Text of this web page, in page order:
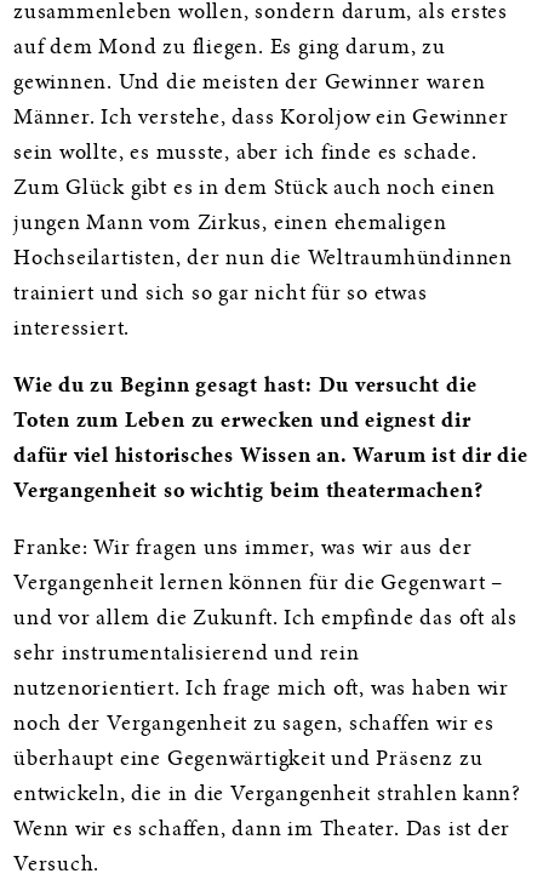
zusammenleben wollen, sondern darum, als erstes
auf dem Mond zu fliegen. Es ging darum, zu
gewinnen. Und die meisten der Gewinner waren
Männer. Ich verstehe, dass Koroljow ein Gewinner
sein wollte, es musste, aber ich finde es schade.
Zum Glück gibt es in dem Stück auch noch einen
jungen Mann vom Zirkus, einen ehemaligen
Hochseilartisten, der nun die Weltraumhündinnen
trainiert und sich so gar nicht für so etwas
interessiert.
Wie du zu Beginn gesagt hast: Du versucht die
Toten zum Leben zu erwecken und eignest dir
dafür viel historisches Wissen an. Warum ist dir die
Vergangenheit so wichtig beim theatermachen?
Franke: Wir fragen uns immer, was wir aus der
Vergangenheit lernen können für die Gegenwart –
und vor allem die Zukunft. Ich empfinde das oft als
sehr instrumentalisierend und rein
nutzenorientiert. Ich frage mich oft, was haben wir
noch der Vergangenheit zu sagen, schaffen wir es
überhaupt eine Gegenwärtigkeit und Präsenz zu
entwickeln, die in die Vergangenheit strahlen kann?
Wenn wir es schaffen, dann im Theater. Das ist der
Versuch.